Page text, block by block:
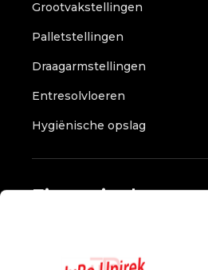
Grootvakstellingen
Palletstellingen
Draagarmstellingen
Entresolvloeren
Hygiënische opslag
Financieel
NL807675167B01